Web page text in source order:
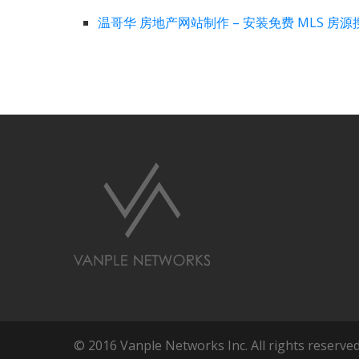
温哥华 房地产网站制作 – 安装免费 MLS 房源
© 2016 Vanple Networks Inc. All rights